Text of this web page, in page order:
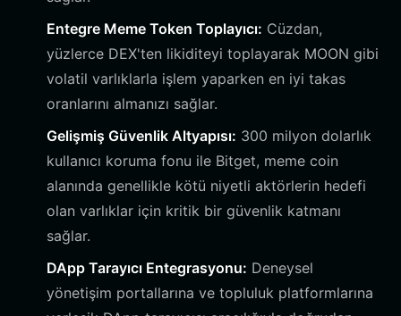
Entegre Meme Token Toplayıcı: Cüzdan,
yüzlerce DEX'ten likiditeyi toplayarak MOON gibi
volatil varlıklarla işlem yaparken en iyi takas
oranlarını almanızı sağlar.
Gelişmiş Güvenlik Altyapısı: 300 milyon dolarlık
kullanıcı koruma fonu ile Bitget, meme coin
alanında genellikle kötü niyetli aktörlerin hedefi
olan varlıklar için kritik bir güvenlik katmanı
sağlar.
DApp Tarayıcı Entegrasyonu: Deneysel
yönetişim portallarına ve topluluk platformlarına